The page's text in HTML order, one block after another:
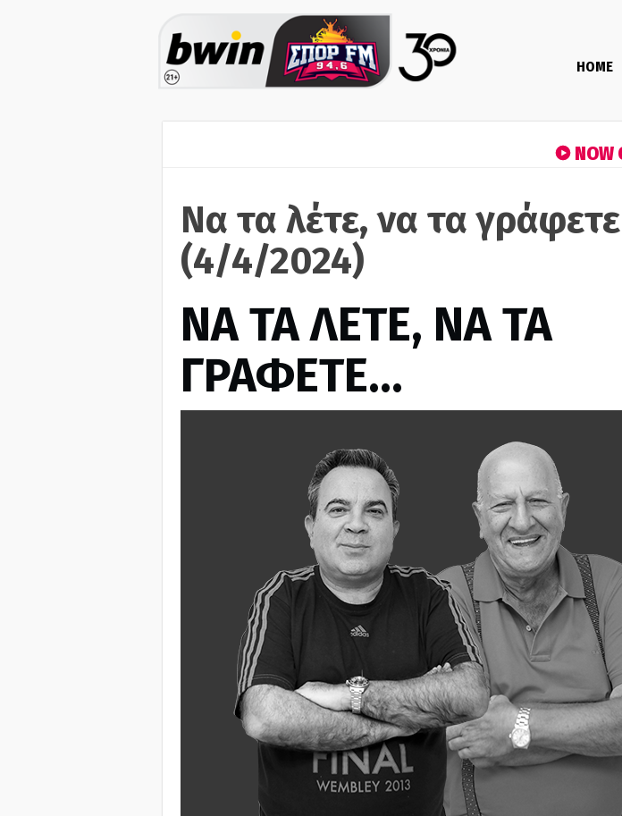
HOME
NOW
Να τα λέτε, να τα γράφετε
(4/4/2024)
ΝΑ ΤΑ ΛΕΤΕ, ΝΑ ΤΑ
ΓΡΑΦΕΤΕ…